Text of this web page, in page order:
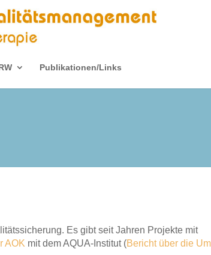
Publikationen/Links
Es gibt seit Jahren Projekte mit
AOKmit dem AQUA-Institut (Bericht über die